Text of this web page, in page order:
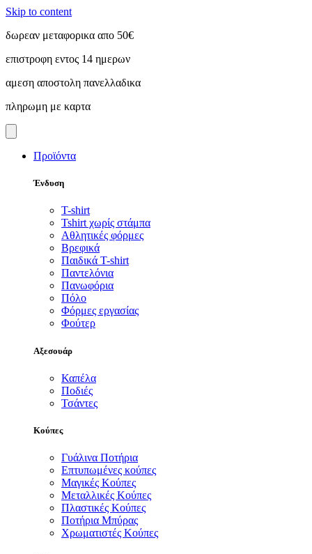
Skip to content
δωρεαν μεταφορικα απο 50€
επιστροφη εντος 14 ημερων
αμεση αποστολη πανελλαδικα
πληρωμη με καρτα
Προϊόντα
Ένδυση
T-shirt
Tshirt χωρίς στάμπα
Αθλητικές φόρμες
Βρεφικά
Παιδικά T-shirt
Παντελόνια
Πανωφόρια
Πόλο
Φόρμες εργασίας
Φούτερ
Αξεσουάρ
Καπέλα
Ποδιές
Τσάντες
Κούπες
Γυάλινα Ποτήρια
Επτυπωμένες κούπες
Μαγικές Κούπες
Μεταλλικές Κούπες
Πλαστικές Κούπες
Ποτήρια Μπύρας
Χρωματιστές Κούπες